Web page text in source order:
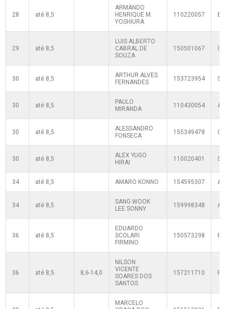
28 até 8,5
ARMANDO
HENRIQUE M.
YOSHIURA
110220057
29 até 8,5
LUIS ALBERTO
CABRAL DE
SOUZA
150501067
30 até 8,5
ARTHUR ALVES
FERNANDES
153723954
30 até 8,5
PAULO
MIRANDA
110430054
30 até 8,5
ALESSANDRO
FONSECA
155349478
30 até 8,5
ALEX YUGO
HIRAI
110020401
34 até 8,5 AMARO KONNO 154595307
34 até 8,5
SANG WOOK
LEE SONNY
159998348
36 até 8,5
EDUARDO
SCOLARI
FIRMINO
150573298
36 até 8,5 8,6-14,0
NILSON
VICENTE
SOARES DOS
SANTOS
157211710
MARCELO